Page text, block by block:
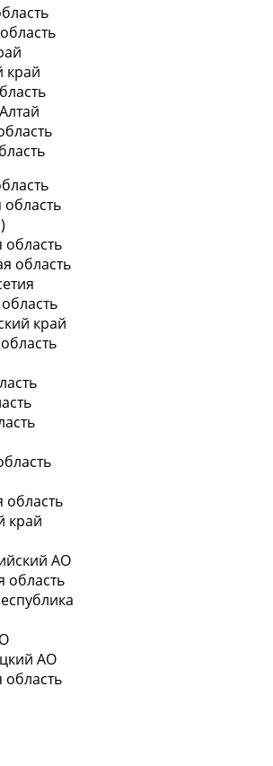
край
область
область
область
край
область
край
АО
область
АО
область